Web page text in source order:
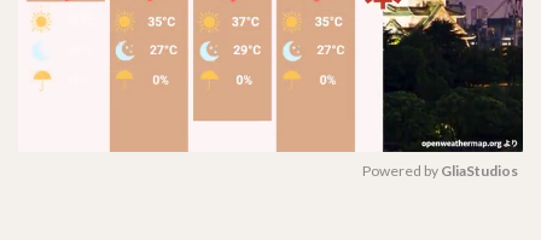
じ
は？！
2
Powered by GliaStudios